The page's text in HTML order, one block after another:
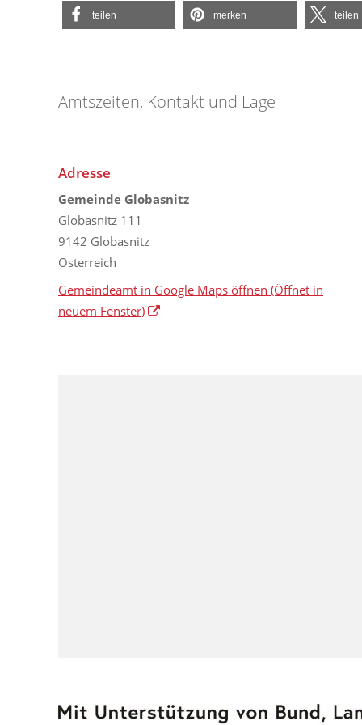
teilen merken teilen
Amtszeiten, Kontakt und Lage
Adresse
Gemeinde Globasnitz
Globasnitz 111
9142 Globasnitz
Österreich
Gemeindeamt in Google Maps öffnen (Öffnet in
neuem Fenster)